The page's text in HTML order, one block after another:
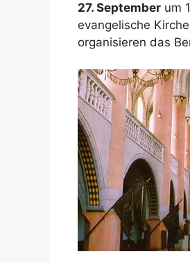
27. September um
evangelische
organisieren das